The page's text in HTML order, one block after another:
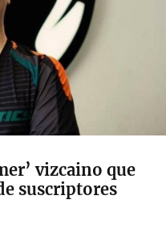
vizcaino que
suscriptores